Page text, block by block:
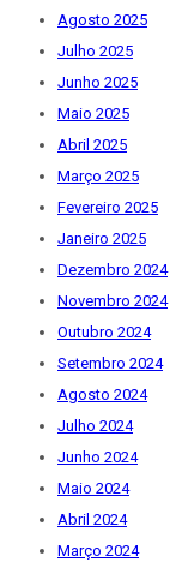
Agosto 2025
Julho 2025
Junho 2025
Maio 2025
Abril 2025
Março 2025
Fevereiro 2025
Janeiro 2025
Dezembro 2024
Novembro 2024
Outubro 2024
Setembro 2024
Agosto 2024
Julho 2024
Junho 2024
Maio 2024
Abril 2024
Março 2024